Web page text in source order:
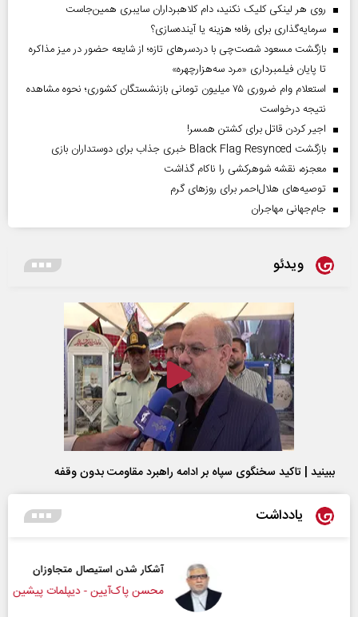
روی هر لینکی کلیک نکنید، دام کلاهبرداران سایبری همین‌جاست
سرمایه‌گذاری برای رفاه؛ هزینه یا آینده‌سازی؟
بازگشت مسعود شصت‌چی با دردسر‌های تازه؛ از شایعه حضور در میز مذاکره
تا پایان فیلمبرداری «مرد سه‌هزارچهره»
استعلام وام ضروری ۷۵ میلیون تومانی بازنشستگان کشوری؛ نحوه مشاهده
نتیجه درخواست
اجیر کردن قاتل برای کشتن همسر!
بازگشت Black Flag Resynced خبری جذاب برای دوستداران بازی
معجزه، نقشه شوهرکشی را ناکام گذاشت
توصیه‌های هلال‌احمر برای روز‌های گرم
جام‌جهانی مهاجران
ویدئو
ببینید | تاکید سخنگوی سپاه بر ادامه راهبرد مقاومت بدون وقفه
یادداشت
آشکار شدن استیصال متجاوزان
محسن پاک‌آیین - دیپلمات پیشین